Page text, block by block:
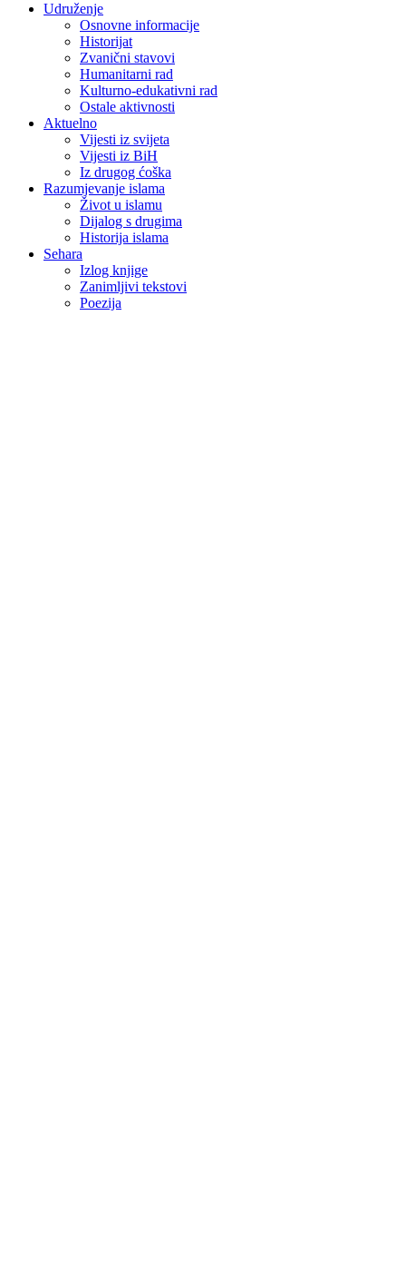
Udruženje
Osnovne informacije
Historijat
Zvanični stavovi
Humanitarni rad
Kulturno-edukativni rad
Ostale aktivnosti
Aktuelno
Vijesti iz svijeta
Vijesti iz BiH
Iz drugog ćoška
Razumjevanje islama
Život u islamu
Dijalog s drugima
Historija islama
Sehara
Izlog knjige
Zanimljivi tekstovi
Poezija